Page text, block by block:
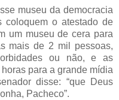
museu da democracia
coloquem o atestado de
um museu de cera para
mais de 2 mil pessoas,
ou não, e as
para a grande mídia
disse: “que Deus
Pacheco”.